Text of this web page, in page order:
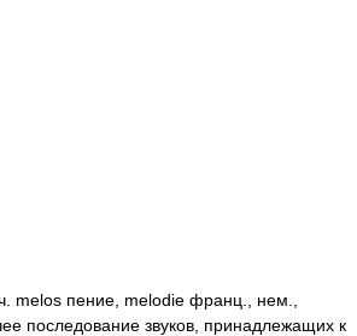
melos пение, melodie франц., нем.,
последование звуков, принадлежащих к